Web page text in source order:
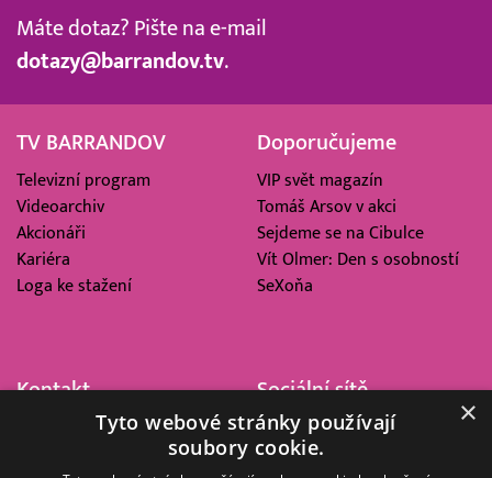
Máte dotaz? Pište na e-mail
dotazy@barrandov.tv.
TV BARRANDOV
Televizní program
Videoarchiv
Akcionáři
Kariéra
Loga ke stažení
Doporučujeme
VIP svět magazín
Tomáš Arsov v akci
Sejdeme se na Cibulce
Vít Olmer: Den s osobností
SeXoňa
Kontakt
Barrandov Televizní Studio,
Sociální sítě
×
Tyto webové stránky používají
soubory cookie.